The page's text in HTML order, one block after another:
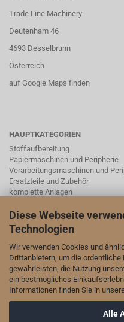
Diese Webseite
Technologien
Wir verwenden Cookies und
Drittanbietern, um die
gewährleisten, die Nutzung
ein bestmögliches
Informationen finden Sie in
Alle
Trade Line Machinery
Deutenham 46
4693 Desselbrunn
Österreich
auf Google Maps finden
HAUPTKATEGORIEN
Stoffaufbereitung
Papiermaschinen und Peripherie
Verarbeitungsmaschinen und
Ersatzteile und Zubehör
komplette Anlagen
SOCIAL MEDA
Wir sind auch auf LinkedIn und
unsere Seite auf LinkedIn
unser Kanal auf YouTube